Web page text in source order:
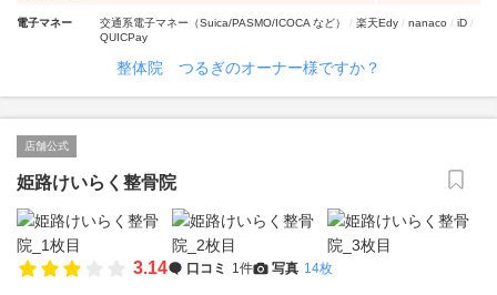
電子マネー 交通系電子マネー（Suica/PASMO/ICOCA など） 楽天Edy nanaco
iD
QUICPay
整体院 つるぎのオーナー様ですか？
店舗公式
姫路けいらく整骨院
3.14 口コミ 1件 写真 14枚